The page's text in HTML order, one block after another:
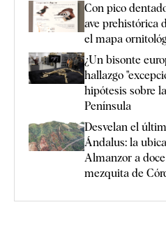
Con pico
ave prehistórica
el mapa
¿Un bisonte
hallazgo
hipótesis sobre
Península
Desvelan el
Ándalus: la
Almanzor a
mezquita de